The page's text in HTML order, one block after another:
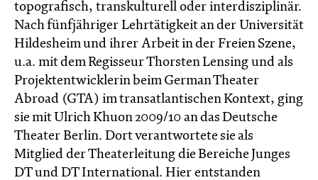
topografisch, transkulturell oder interdisziplinär.
Nach fünfjähriger Lehrtätigkeit an der Universität
Hildesheim und ihrer Arbeit in der Freien Szene,
u.a. mit dem Regisseur Thorsten Lensing und als
Projektentwicklerin beim German Theater
Abroad (GTA) im transatlantischen Kontext, ging
sie mit Ulrich Khuon 2009/10 an das Deutsche
Theater Berlin. Dort verantwortete sie als
Mitglied der Theaterleitung die Bereiche Junges
DT und DT International. Hier entstanden